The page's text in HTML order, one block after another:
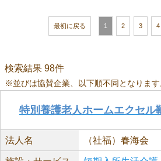
最初に戻る 1 2 3 4
検索結果 98件
※並びは協賛企業、以下順不同となります
特別養護老人ホームエクセル
法人名 （社福）春海会